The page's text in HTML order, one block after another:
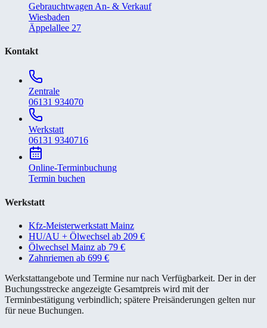
Gebrauchtwagen An- & Verkauf
Wiesbaden
Äppelallee 27
Kontakt
Zentrale
06131 934070
Werkstatt
06131 9340716
Online-Terminbuchung
Termin buchen
Werkstatt
Kfz-Meisterwerkstatt Mainz
HU/AU + Ölwechsel ab 209 €
Ölwechsel Mainz ab 79 €
Zahnriemen ab 699 €
Werkstattangebote und Termine nur nach Verfügbarkeit. Der in der
Buchungsstrecke angezeigte Gesamtpreis wird mit der
Terminbestätigung verbindlich; spätere Preisänderungen gelten nur
für neue Buchungen.